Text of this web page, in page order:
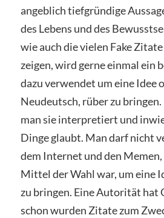
angeblich tiefgründige
des Lebens und des
wie auch die vielen Fake
zeigen, wird gerne einmal ein
dazu verwendet um eine Idee
Neudeutsch, rüber zu
man sie interpretiert und
Dinge glaubt. Man darf nicht
dem Internet und den
Mittel der Wahl war, um eine
zu bringen. Eine Autorität hat
schon wurden Zitate zum